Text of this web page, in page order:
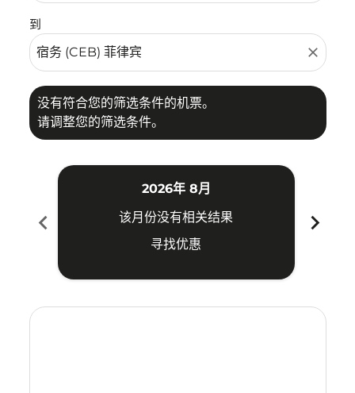
到
close
没有符合您的筛选条件的机票。
请调整您的筛选条件。
chevron_left
2026年 8月
该月份没有相关结果
寻找优惠
chevron_right